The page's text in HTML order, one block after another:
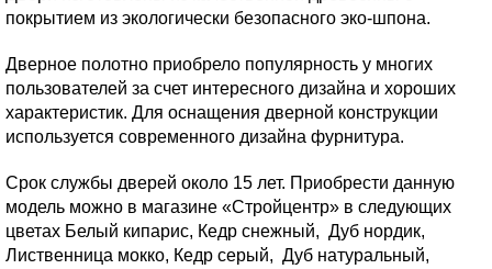
покрытием из экологически безопасного эко-шпона.
Дверное полотно приобрело популярность у многих
пользователей за счет интересного дизайна и хороших
характеристик. Для оснащения дверной конструкции
используется современного дизайна фурнитура.
Срок службы дверей около 15 лет. Приобрести данную
модель можно в магазине «Стройцентр» в следующих
цветах Белый кипарис, Кедр снежный, Дуб нордик,
Лиственница мокко, Кедр серый, Дуб натуральный,